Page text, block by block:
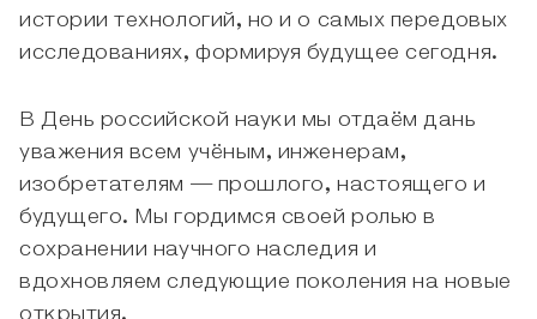
истории технологий, но и о самых передовых
исследованиях, формируя будущее сегодня.
В День российской науки мы отдаём дань
уважения всем учёным, инженерам,
изобретателям — прошлого, настоящего и
будущего. Мы гордимся своей ролью в
сохранении научного наследия и
вдохновляем следующие поколения на новые
открытия.